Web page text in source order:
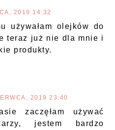
2019 14:32
używałam olejków do
teraz już nie dla mnie i
produkty.
2019 23:40
zaczęłam używać
jestem bardzo